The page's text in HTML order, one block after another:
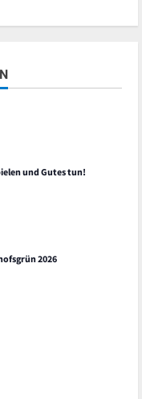
und Gutes tun!
2026